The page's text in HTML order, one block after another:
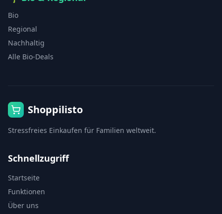
Bio
Regional
Nachhaltig
Alle Bio-Deals
Shoppilisto
Stressfreies Einkaufen für Familien weltweit.
Schnellzugriff
Startseite
Funktionen
Über uns